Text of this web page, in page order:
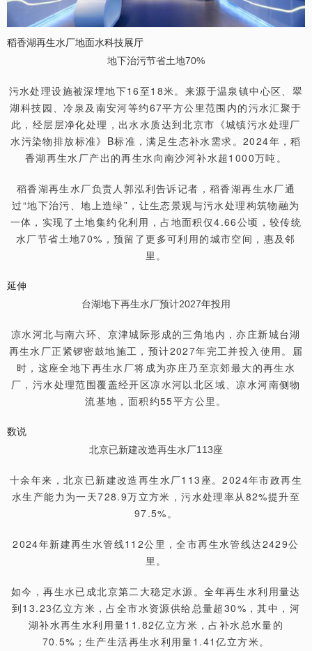
稻香湖再生水厂地面水科技展厅
地下治污节省土地70%
污水处理设施被深埋地下16至18米。来源于温泉镇中心区、翠
湖科技园、冷泉及南安河等约67平方公里范围内的污水汇聚于
此，经层层净化处理，出水水质达到北京市《城镇污水处理厂
水污染物排放标准》B标准，满足生态补水需求。2024年，稻
香湖再生水厂产出的再生水向南沙河补水超1000万吨。
稻香湖再生水厂负责人郭泓利告诉记者，稻香湖再生水厂通
过“地下治污、地上造绿”，让生态景观与污水处理构筑物融为
一体，实现了土地集约化利用，占地面积仅4.66公顷，较传统
水厂节省土地70%，预留了更多可利用的城市空间，惠及邻
里。
延伸
台湖地下再生水厂预计2027年投用
凉水河北与南六环、京津城际形成的三角地内，亦庄新城台湖
再生水厂正紧锣密鼓地施工，预计2027年完工并投入使用。届
时，这座全地下再生水厂将成为亦庄乃至京郊最大的再生水
厂，污水处理范围覆盖经开区凉水河以北区域、凉水河南侧物
流基地，面积约55平方公里。
数说
北京已新建改造再生水厂113座
十余年来，北京已新建改造再生水厂113座。2024年市政再生
水生产能力为一天728.9万立方米，污水处理率从82%提升至
97.5%。
2024年新建再生水管线112公里，全市再生水管线达2429公
里。
如今，再生水已成北京第二大稳定水源。全年再生水利用量达
到13.23亿立方米，占全市水资源供给总量超30%，其中，河
湖补水再生水利用量11.82亿立方米，占补水总水量的
70.5%；生产生活再生水利用量1.41亿立方米。